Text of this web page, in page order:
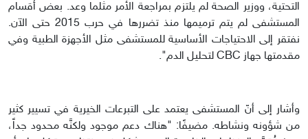
التحتية، ووزير الصحة لم يلتزم بمراجعة الأمر مثلما وعد. بعض أقسام
المستشفى لم يتم ترميمها منذ تضررها في حرب 2015 حتى الآن.
نفتقر إلى الاحتياجات الأساسية للمستشفى مثل الأجهزة الطبية وفي
مقدمتها جهاز CBC لتحليل الدم".
وأشار إلى أنّ المستشفى يعتمد على التبرعات الخيرية في تسيير كثير
من شؤونه ونشاطه. مضيفًا: "هناك دعم موجود ولكنَّه محدود جداً،